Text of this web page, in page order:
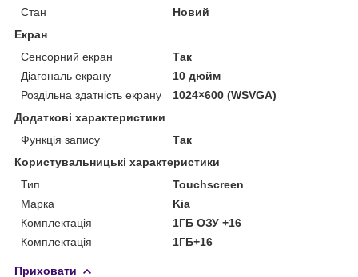
Стан
Новий
Екран
Сенсорний екран
Так
Діагональ екрану
10 дюйм
Роздільна здатність екрану
1024×600 (WSVGA)
Додаткові характеристики
Функція запису
Так
Користувальницькі характеристики
Тип
Touchscreen
Марка
Kia
Комплектація
1ГБ ОЗУ +16
Комплектація
1ГБ+16
Приховати